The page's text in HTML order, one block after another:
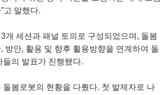
고 말했다.
개 세션과 패널 토의로 구성되었으며, 돌봄
방안, 활용 및 향후 활용방향을 연계하여 돌
들의 발표가 진행됐다.
돌봄로봇의 현황을 다뤘다. 첫 발제자로 나